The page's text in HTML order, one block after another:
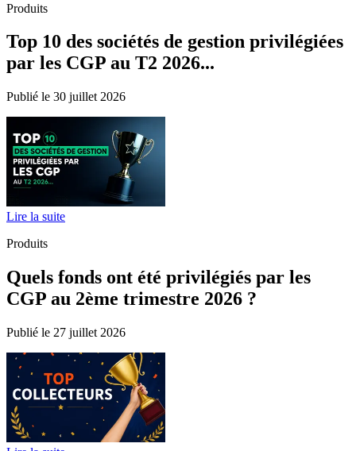
Produits
Top 10 des sociétés de gestion privilégiées
par les CGP au T2 2026...
Publié le 30 juillet 2026
Lire la suite
Produits
Quels fonds ont été privilégiés par les
CGP au 2ème trimestre 2026 ?
Publié le 27 juillet 2026